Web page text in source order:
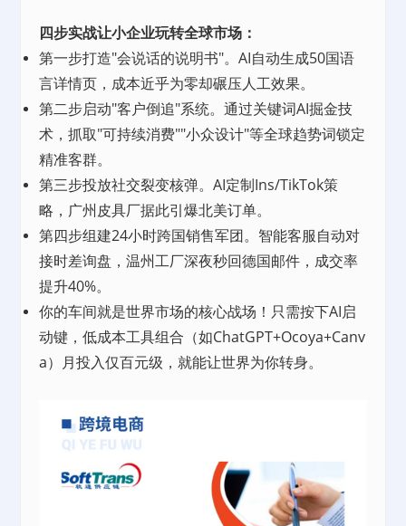
四步实战让小企业玩转全球市场：
第一步打造"会说话的说明书"。AI自动生成50国语
言详情页，成本近乎为零却碾压人工效果。
第二步启动"客户倒追"系统。通过关键词AI掘金技
术，抓取"可持续消费""小众设计"等全球趋势词锁定
精准客群。
第三步投放社交裂变核弹。AI定制Ins/TikTok策
略，广州皮具厂据此引爆北美订单。
第四步组建24小时跨国销售军团。智能客服自动对
接时差询盘，温州工厂深夜秒回德国邮件，成交率
提升40%。
你的车间就是世界市场的核心战场！只需按下AI启
动键，低成本工具组合（如ChatGPT+Ocoya+Canv
a）月投入仅百元级，就能让世界为你转身。